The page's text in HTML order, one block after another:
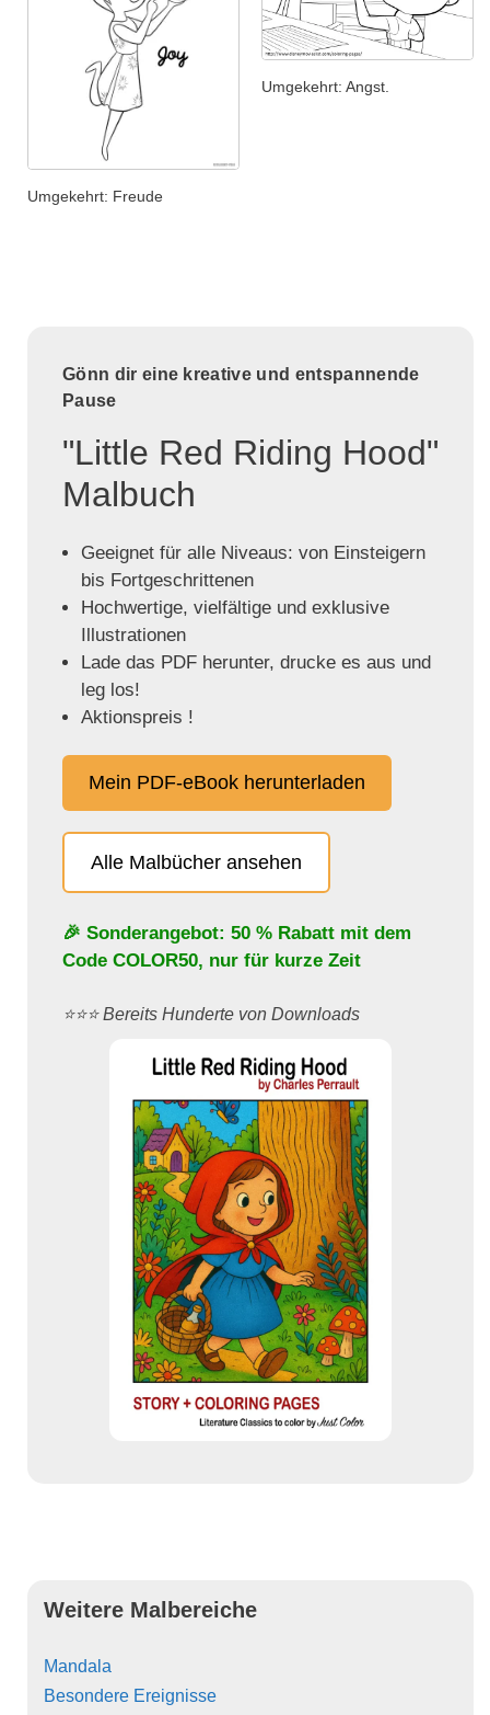
Umgekehrt: Freude
Umgekehrt: Angst.
Gönn dir eine kreative und entspannende
Pause
"Little Red Riding Hood"
Malbuch
Geeignet für alle Niveaus: von Einsteigern
bis Fortgeschrittenen
Hochwertige, vielfältige und exklusive
Illustrationen
Lade das PDF herunter, drucke es aus und
leg los!
Aktionspreis !
Mein PDF-eBook herunterladen
Alle Malbücher ansehen
🎉 Sonderangebot: 50 % Rabatt mit dem
Code COLOR50, nur für kurze Zeit
⭐️⭐️⭐️ Bereits Hunderte von Downloads
Weitere Malbereiche
Mandala
Besondere Ereignisse